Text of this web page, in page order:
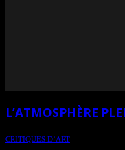
L’ATMOSPHÈRE
CRITIQUES D’ART